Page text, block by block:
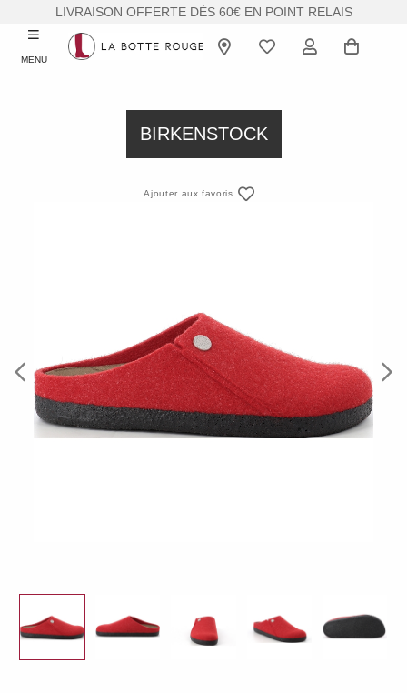
LIVRAISON OFFERTE DÈS 60€ EN POINT RELAIS
MENU
BIRKENSTOCK
Ajouter aux favoris
Previous Next